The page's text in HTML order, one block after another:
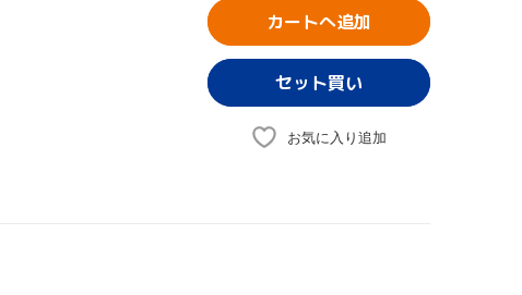
カートへ追加
お気に入り追加